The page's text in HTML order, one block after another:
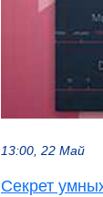
13:00, 22 Май
Секрет